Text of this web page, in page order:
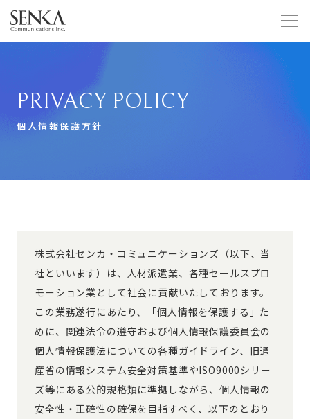
PRIVACY POLICY
個人情報保護方針
株式会社センカ・コミュニケーションズ（以下、当
社といいます）は、人材派遣業、各種セールスプロ
モーション業として社会に貢献いたしております。
この業務遂行にあたり、「個人情報を保護する」た
めに、関連法令の遵守および個人情報保護委員会の
個人情報保護法についての各種ガイドライン、旧通
産省の情報システム安全対策基準やISO9000シリー
ズ等にある公的規格類に準拠しながら、個人情報の
安全性・正確性の確保を目指すべく、以下のとおり